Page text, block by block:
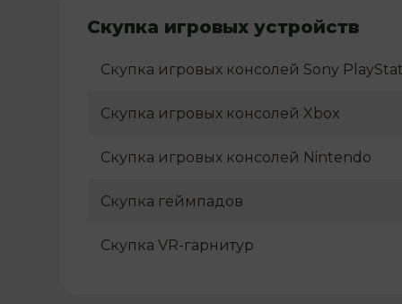
Скупка игровых устройств
Скупка игровых консолей Sony
Скупка игровых консолей Xbox
Скупка игровых консолей Nintendo
Скупка геймпадов
Скупка VR-гарнитур